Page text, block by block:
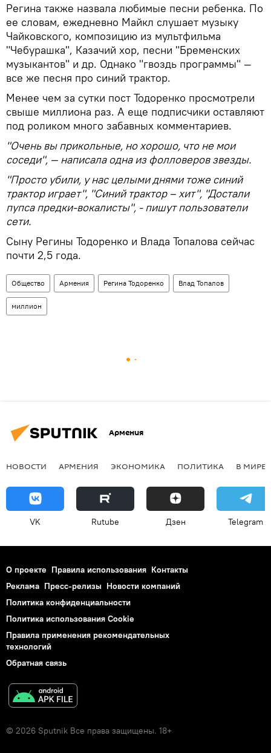
Регина также назвала любимые песни ребенка. По
ее словам, ежедневно Майкл слушает музыку
Чайковского, композицию из мультфильма
"Чебурашка", Казачий хор, песни "Бременских
музыкантов" и др. Однако "гвоздь программы" —
все же песня про синий трактор.
Менее чем за сутки пост Тодоренко просмотрели
свыше миллиона раз. А еще подписчики оставляют
под роликом много забавных комментариев.
"Очень вы прикольные, но хорошо, что не мои
соседи", — написала одна из фолловеров звезды.
"Просто убили, у нас целыми днями тоже синий
трактор играет", "Синий трактор – хит", "Достали
пупса предки-вокалисты", - пишут пользователи
сети.
Сыну Регины Тодоренко и Влада Топалова сейчас
почти 2,5 года.
Общество Армения Регина Тодоренко Влад Топалов
миллион
Армения
НОВОСТИ АРМЕНИЯ ЭКОНОМИКА ПОЛИТИКА В МИРЕ
VK Rutube Дзен Telegram
О проекте Правила использования Контакты
Реклама Пресс-релизы Новости компаний
Политика конфиденциальности
Политика использования Cookie
Правила применения рекомендательных
технологий
Обратная связь
© 2026 Sputnik Все права защищены. 18+